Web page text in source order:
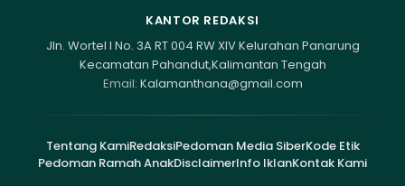
KANTOR REDAKSI
Jln. Wortel I No. 3A RT 004 RW XIV Kelurahan Panarung
Kecamatan Pahandut,Kalimantan Tengah
Email: Kalamanthana@gmail.com
Tentang KamiRedaksiPedoman Media SiberKode Etik
Pedoman Ramah AnakDisclaimerInfo IklanKontak Kami